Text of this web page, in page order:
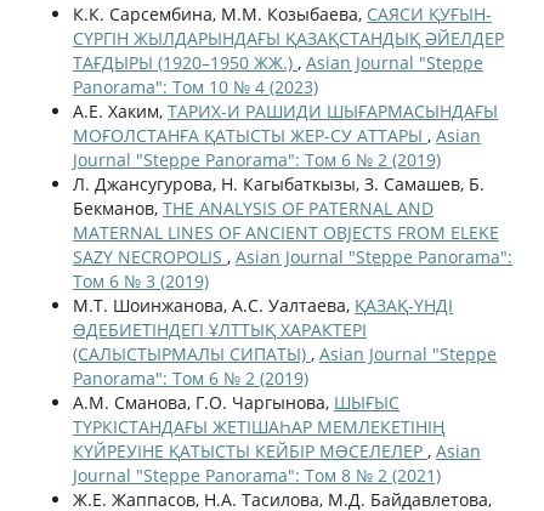
К.К. Сарсембина, М.М. Козыбаева, САЯСИ ҚУҒЫН-
СҮРГІН ЖЫЛДАРЫНДАҒЫ ҚАЗАҚСТАНДЫҚ ӘЙЕЛДЕР
ТАҒДЫРЫ (1920–1950 ЖЖ.) , Asian Journal "Steppe
Panorama": Том 10 № 4 (2023)
А.Е. Хаким, ТАРИХ-И РАШИДИ ШЫҒАРМАСЫНДАҒЫ
МОҒОЛСТАНҒА ҚАТЫСТЫ ЖЕР-СУ АТТАРЫ , Asian
Journal "Steppe Panorama": Том 6 № 2 (2019)
Л. Джансугурова, Н. Кагыбаткызы, З. Самашев, Б.
Бекманов, THE ANALYSIS OF PATERNAL AND
MATERNAL LINES OF ANCIENT OBJECTS FROM ELEKE
SAZY NECROPOLIS , Asian Journal "Steppe Panorama":
Том 6 № 3 (2019)
М.Т. Шоинжанова, А.С. Уалтаева, ҚАЗАҚ-ҮНДІ
ƏДЕБИЕТІНДЕГІ ҰЛТТЫҚ ХАРАКТЕРІ
(САЛЫСТЫРМАЛЫ СИПАТЫ) , Asian Journal "Steppe
Panorama": Том 6 № 2 (2019)
А.М. Сманова, Г.О. Чаргынова, ШЫҒЫС
ТҮРКІСТАНДАҒЫ ЖЕТІШАҺАР МЕМЛЕКЕТІНІҢ
КҮЙРЕУІНЕ ҚАТЫСТЫ КЕЙБІР МƏСЕЛЕЛЕР , Asian
Journal "Steppe Panorama": Том 8 № 2 (2021)
Ж.Е. Жаппасов, Н.А. Тасилова, М.Д. Байдавлетова,